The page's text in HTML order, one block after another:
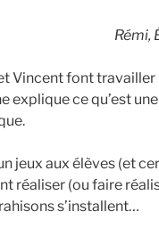
Rémi,
Vincent font
explique ce qu’est
jeux aux élèves (et
réaliser (ou faire
s’installent…